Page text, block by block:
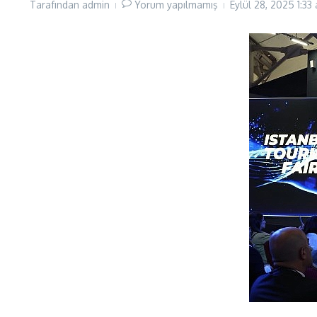
Tarafından admin Yorum yapılmamış Eylül 28, 2025 1:33